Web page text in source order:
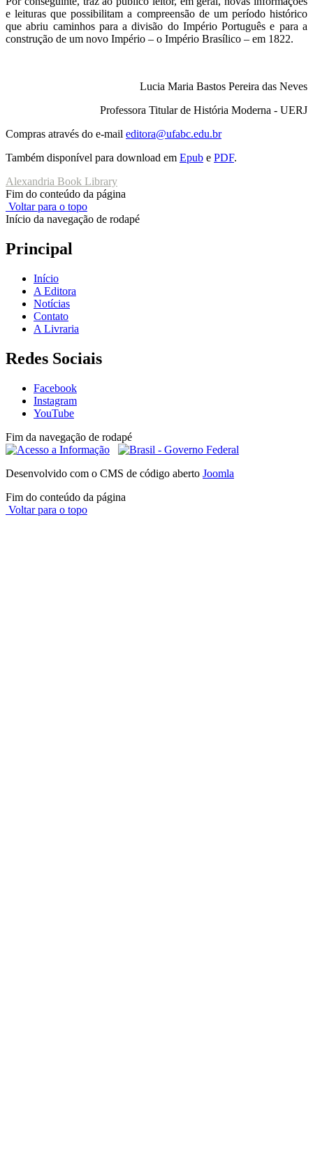
e leituras que possibilitam a compreensão de um período histórico
que abriu caminhos para a divisão do Império Português e para a
construção de um novo Império – o Império Brasílico – em 1822.
Lucia Maria Bastos Pereira das Neves
Professora Titular de História Moderna - UERJ
Compras através do e-mail editora@ufabc.edu.br
Também disponível para download em Epub e PDF.
Alexandria Book Library
Fim do conteúdo da página
Voltar para o topo
Início da navegação de rodapé
Principal
Início
A Editora
Notícias
Contato
A Livraria
Redes Sociais
Facebook
Instagram
YouTube
Fim da navegação de rodapé
Desenvolvido com o CMS de código aberto Joomla
Fim do conteúdo da página
Voltar para o topo